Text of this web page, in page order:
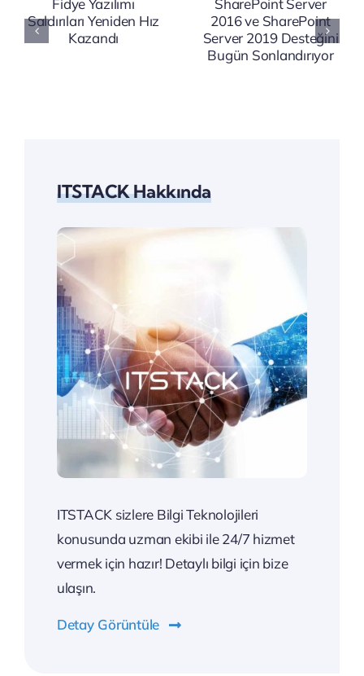
SharePoint
Sonlandırıyor
Zekâ
Uyarısı:
ITSTACK Hakkında
ITSTACK sizlere Bilgi Teknolojileri
konusunda uzman ekibi ile 24/7 hizmet
vermek için hazır! Detaylı bilgi için bize
ulaşın.
Detay Görüntüle